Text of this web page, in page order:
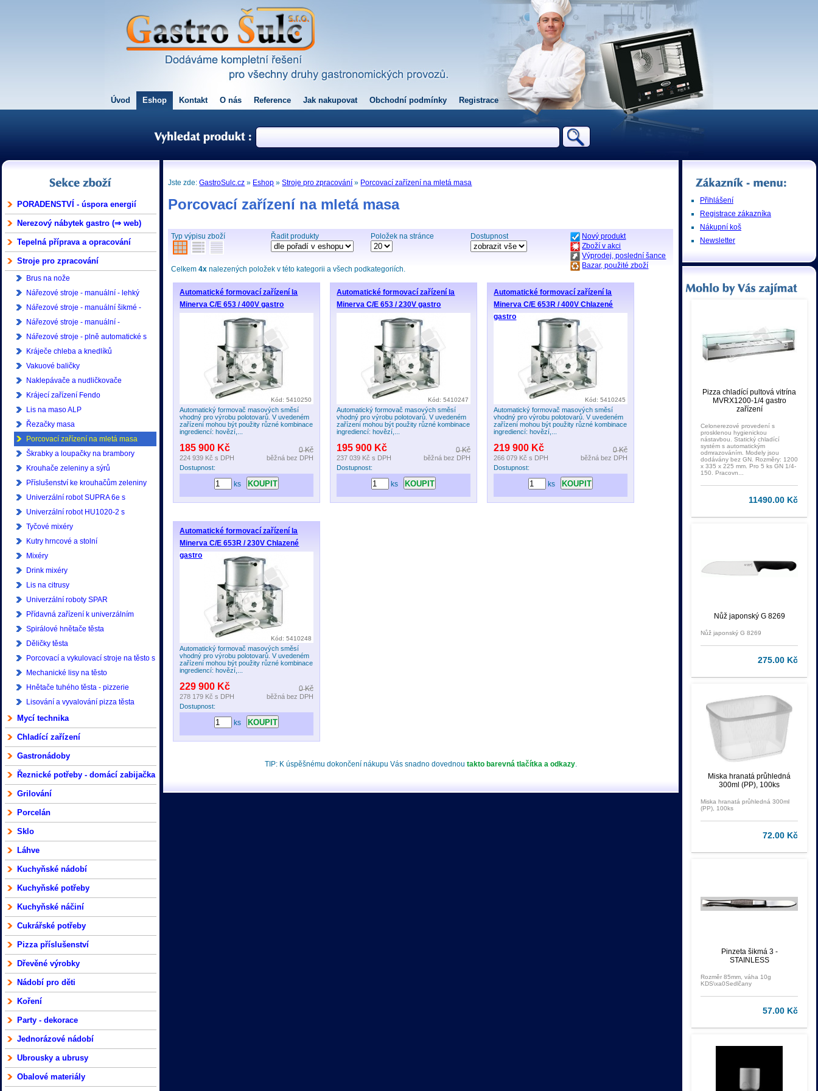
Úvod Eshop Kontakt O nás Reference Jak nakupovat Obchodní podmínky Registrace
PORADENSTVÍ - úspora energií
Nerezový nábytek gastro (⇒ web)
Tepelná příprava a opracování
Stroje pro zpracování
Brus na nože
Nářezové stroje - manuální - lehký
provoz
Nářezové stroje - manuální šikmé -
lehký provoz
Nářezové stroje - manuální -
profesionální
Nářezové stroje - plně automatické s
ukládáním - profesionální
Kráječe chleba a knedlíků
Vakuové baličky
Naklepávače a nudličkovače
Krájecí zařízení Fendo
Lis na maso ALP
Řezačky masa
Porcovací zařízení na mletá masa
Škrabky a loupačky na brambory
Krouhače zeleniny a sýrů
Příslušenství ke krouhačům zeleniny
Univerzální robot SUPRA 6e s
příslušenstvím
Univerzální robot HU1020-2 s
příslušenstvím
Tyčové mixéry
Kutry hrncové a stolní
Mixéry
Drink mixéry
Lis na citrusy
Univerzální roboty SPAR
Přídavná zařízení k univerzálním
robotům SPAR
Spirálové hnětače těsta
Děličky těsta
Porcovací a vykulovací stroje na těsto s
příslušenstvím - pizzerie
Mechanické lisy na těsto
Hnětače tuhého těsta - pizzerie
Lisování a vyvalování pizza těsta
Mycí technika
Chladící zařízení
Gastronádoby
Řeznické potřeby - domácí zabijačka
Grilování
Porcelán
Sklo
Láhve
Kuchyňské nádobí
Kuchyňské potřeby
Kuchyňské náčiní
Cukrářské potřeby
Pizza příslušenství
Dřevěné výrobky
Nádobí pro děti
Koření
Party - dekorace
Jednorázové nádobí
Ubrousky a ubrusy
Obalové materiály
Jste zde:GastroSulc.cz » Eshop »Stroje pro zpracování » Porcovací zařízení na mletá masa
Porcovací zařízení na mletá masa
Typ výpisu zboží Řadit produkty Položek na stránce Dostupnost
Nový produkt
Zboží v akci
Výprodej, poslední šance
Bazar, použité zboží
Celkem4x nalezených položek v této kategorii a všech podkategoriích.
Kód: 5410250
Automatické formovací zařízení la
Minerva C/E 653 / 400V gastro
Automatický formovač masových směsí
vhodný pro výrobu polotovarů. V uvedeném
zařízení mohou být použity různé kombinace
ingrediencí: hovězí,...
185 900 Kč
224 939 Kč s DPH
0 Kč
běžná bez DPH
Dostupnost:
ks
Kód: 5410247
Automatické formovací zařízení la
Minerva C/E 653 / 230V gastro
Automatický formovač masových směsí
vhodný pro výrobu polotovarů. V uvedeném
zařízení mohou být použity různé kombinace
ingrediencí: hovězí,...
195 900 Kč
237 039 Kč s DPH
0 Kč
běžná bez DPH
Dostupnost:
ks
Kód: 5410245
Automatické formovací zařízení la
Minerva C/E 653R / 400V Chlazené
gastro
Automatický formovač masových směsí
vhodný pro výrobu polotovarů. V uvedeném
zařízení mohou být použity různé kombinace
ingrediencí: hovězí,...
219 900 Kč
266 079 Kč s DPH
0 Kč
běžná bez DPH
Dostupnost:
ks
Kód: 5410248
Automatické formovací zařízení la
Minerva C/E 653R / 230V Chlazené
gastro
Automatický formovač masových směsí
vhodný pro výrobu polotovarů. V uvedeném
zařízení mohou být použity různé kombinace
ingrediencí: hovězí,...
229 900 Kč
278 179 Kč s DPH
0 Kč
běžná bez DPH
Dostupnost:
ks
TIP: K úspěšnému dokončení nákupu Vás snadno dovednou takto barevná tlačítka a odkazy.
Přihlášení
Registrace zákazníka
Nákupní koš
Newsletter
Pizza chladící pultová vitrína
MVRX1200-1/4 gastro
zařízení
Celonerezové provedení s
prosklenou hygienickou
nástavbou. Statický chladící
systém s automatickým
odmrazováním. Modely jsou
dodávány bez GN. Rozměry: 1200
x 335 x 225 mm. Pro 5 ks GN 1/4-
150. Pracovn...
11490.00 Kč
Nůž japonský G 8269
Nůž japonský G 8269
275.00 Kč
Miska hranatá průhledná
300ml (PP), 100ks
Miska hranatá průhledná 300ml
(PP), 100ks
72.00 Kč
Pinzeta šikmá 3 -
STAINLESS
Rozměr 85mm, váha 10g
KDS\xa0Sedlčany
57.00 Kč